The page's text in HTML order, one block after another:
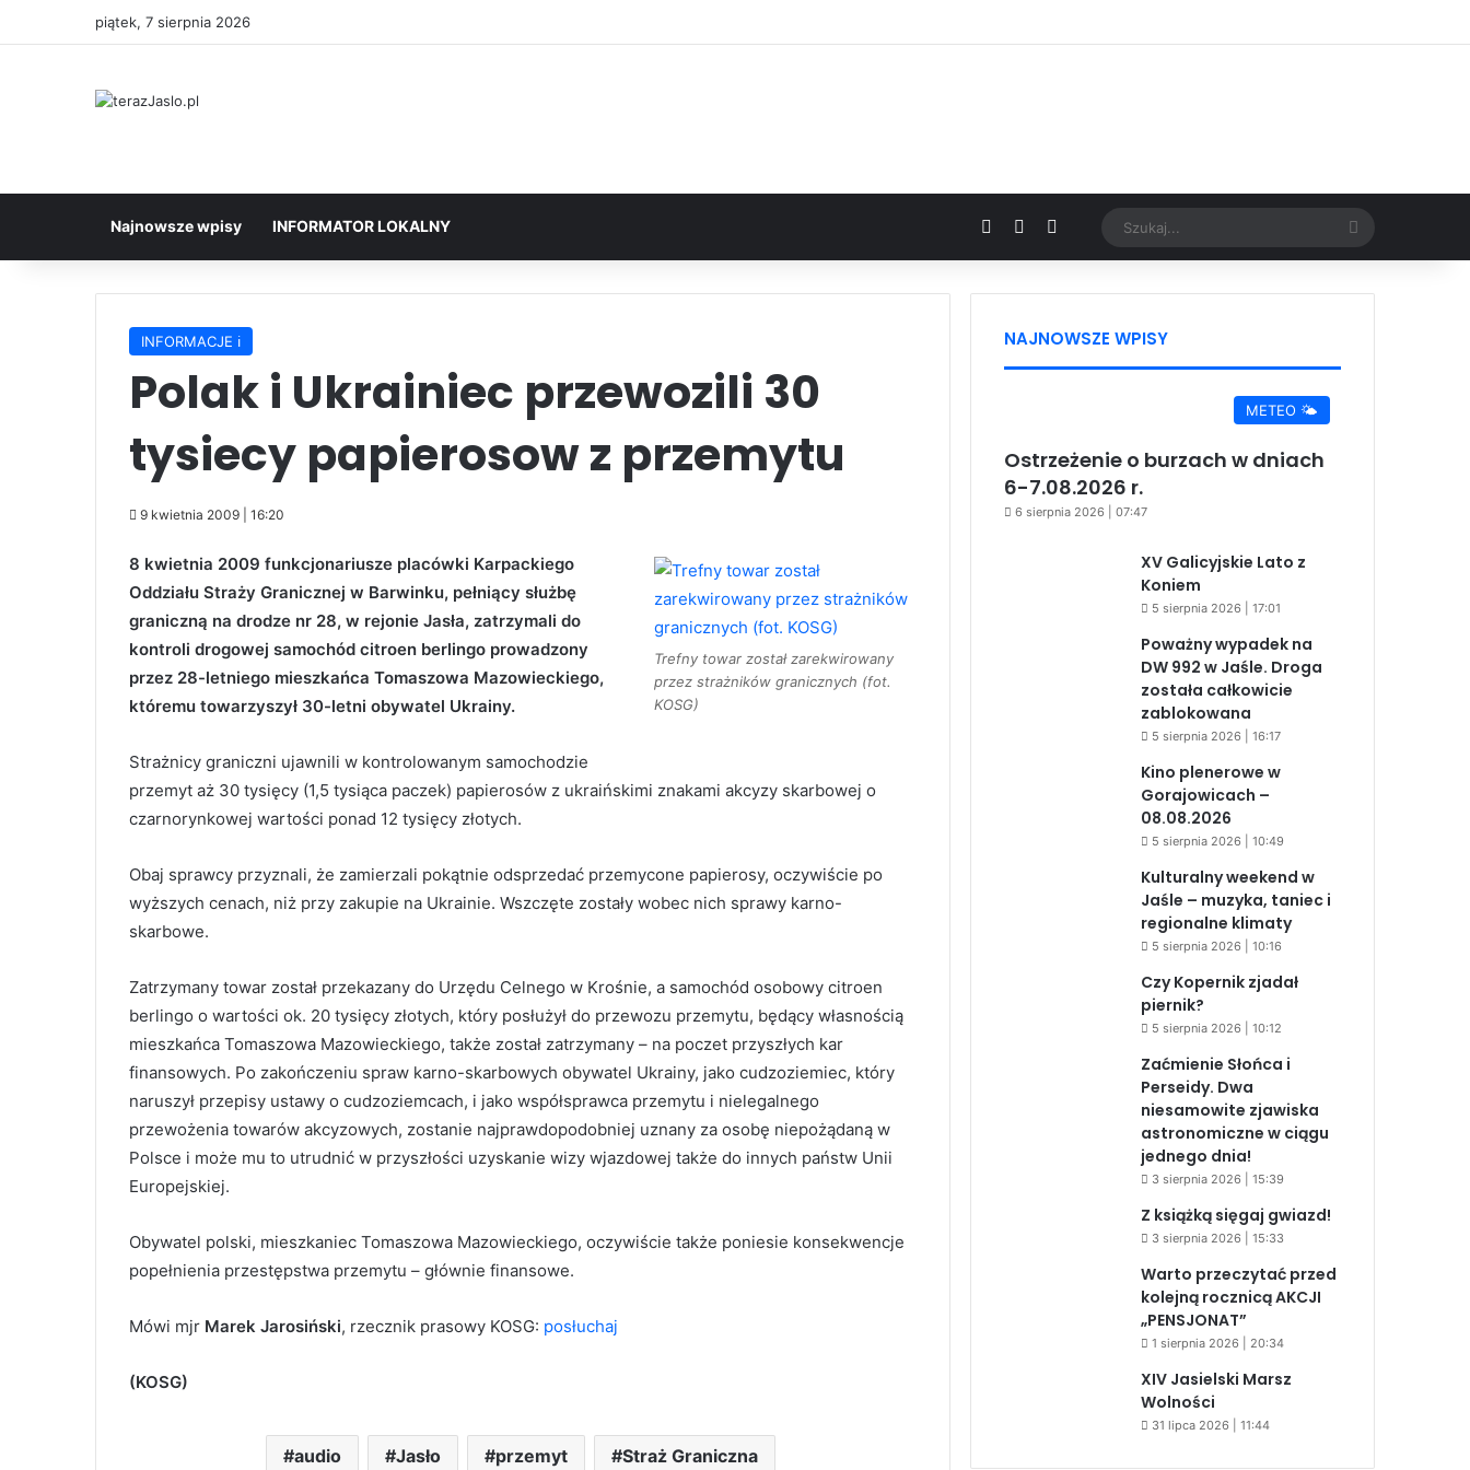
piątek, 7 sierpnia 2026
Najnowsze wpisy INFORMATOR LOKALNY Facebook YouTubeGoogle News Szukaj...
INFORMACJE ℹ️
Polak i Ukrainiec przewozili 30
tysiecy papierosow z przemytu
9 kwietnia 2009 | 16:20
Trefny towar został zarekwirowany
przez strażników granicznych (fot.
KOSG)
8 kwietnia 2009 funkcjonariusze placówki Karpackiego
Oddziału Straży Granicznej w Barwinku, pełniący służbę
graniczną na drodze nr 28, w rejonie Jasła, zatrzymali do
kontroli drogowej samochód citroen berlingo prowadzony
przez 28-letniego mieszkańca Tomaszowa Mazowieckiego,
któremu towarzyszył 30-letni obywatel Ukrainy.
Strażnicy graniczni ujawnili w kontrolowanym samochodzie
przemyt aż 30 tysięcy (1,5 tysiąca paczek) papierosów z ukraińskimi znakami akcyzy skarbowej o
czarnorynkowej wartości ponad 12 tysięcy złotych.
Obaj sprawcy przyznali, że zamierzali pokątnie odsprzedać przemycone papierosy, oczywiście po
wyższych cenach, niż przy zakupie na Ukrainie. Wszczęte zostały wobec nich sprawy karno-
skarbowe.
Zatrzymany towar został przekazany do Urzędu Celnego w Krośnie, a samochód osobowy citroen
berlingo o wartości ok. 20 tysięcy złotych, który posłużył do przewozu przemytu, będący własnością
mieszkańca Tomaszowa Mazowieckiego, także został zatrzymany – na poczet przyszłych kar
finansowych. Po zakończeniu spraw karno-skarbowych obywatel Ukrainy, jako cudzoziemiec, który
naruszył przepisy ustawy o cudzoziemcach, i jako współsprawca przemytu i nielegalnego
przewożenia towarów akcyzowych, zostanie najprawdopodobniej uznany za osobę niepożądaną w
Polsce i może mu to utrudnić w przyszłości uzyskanie wizy wjazdowej także do innych państw Unii
Europejskiej.
Obywatel polski, mieszkaniec Tomaszowa Mazowieckiego, oczywiście także poniesie konsekwencje
popełnienia przestępstwa przemytu – głównie finansowe.
Mówi mjr Marek Jarosiński, rzecznik prasowy KOSG: posłuchaj
(KOSG)
audio Jasło przemyt Straż Graniczna
NAJNOWSZE WPISY
METEO 🌤️
Ostrzeżenie o burzach w dniach
6-7.08.2026 r.
6 sierpnia 2026 | 07:47
XV Galicyjskie Lato z
Koniem
5 sierpnia 2026 | 17:01
Poważny wypadek na
DW 992 w Jaśle. Droga
została całkowicie
zablokowana
5 sierpnia 2026 | 16:17
Kino plenerowe w
Gorajowicach –
08.08.2026
5 sierpnia 2026 | 10:49
Kulturalny weekend w
Jaśle – muzyka, taniec i
regionalne klimaty
5 sierpnia 2026 | 10:16
Czy Kopernik zjadał
piernik?
5 sierpnia 2026 | 10:12
Zaćmienie Słońca i
Perseidy. Dwa
niesamowite zjawiska
astronomiczne w ciągu
jednego dnia!
3 sierpnia 2026 | 15:39
Z książką sięgaj gwiazd!
3 sierpnia 2026 | 15:33
Warto przeczytać przed
kolejną rocznicą AKCJI
„PENSJONAT”
1 sierpnia 2026 | 20:34
XIV Jasielski Marsz
Wolności
31 lipca 2026 | 11:44